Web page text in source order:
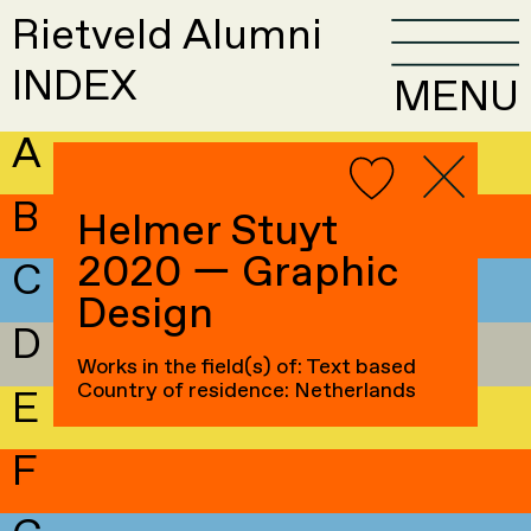
Rietveld Alumni
INDEX
MENU
A
B
C
D
E
F
Helmer Stuyt
2020 — Graphic
Design
Works in the field(s) of: Text based
Country of residence: Netherlands